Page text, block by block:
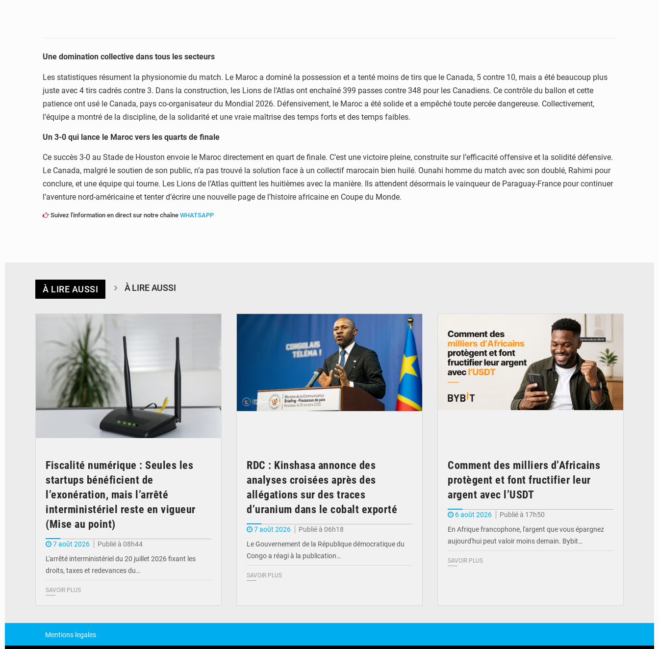
Une domination collective dans tous les secteurs
Les statistiques résument la physionomie du match. Le Maroc a dominé la possession et a tenté moins de tirs que le Canada, 5 contre 10, mais a été beaucoup plus
juste avec 4 tirs cadrés contre 3. Dans la construction, les Lions de l’Atlas ont enchaîné 399 passes contre 348 pour les Canadiens. Ce contrôle du ballon et cette
patience ont usé le Canada, pays co-organisateur du Mondial 2026. Défensivement, le Maroc a été solide et a empêché toute percée dangereuse. Collectivement,
l’équipe a montré de la discipline, de la solidarité et une vraie maîtrise des temps forts et des temps faibles.
Un 3-0 qui lance le Maroc vers les quarts de finale
Ce succès 3-0 au Stade de Houston envoie le Maroc directement en quart de finale. C’est une victoire pleine, construite sur l’efficacité offensive et la solidité défensive.
Le Canada, malgré le soutien de son public, n’a pas trouvé la solution face à un collectif marocain bien huilé. Ounahi homme du match avec son doublé, Rahimi pour
conclure, et une équipe qui tourne. Les Lions de l’Atlas quittent les huitièmes avec la manière. Ils attendent désormais le vainqueur de Paraguay-France pour continuer
l’aventure nord-américaine et tenter d’écrire une nouvelle page de l’histoire africaine en Coupe du Monde.
Suivez l'information en direct sur notre chaîne WHATSAPP
À LIRE AUSSI À LIRE AUSSI
Fiscalité numérique : Seules les
startups bénéficient de
l’exonération, mais l’arrêté
interministériel reste en vigueur
(Mise au point)
7 août 2026
Publié à 08h44
L'arrêté interministériel du 20 juillet 2026 fixant les
droits, taxes et redevances du…
SAVOIR PLUS
RDC : Kinshasa annonce des
analyses croisées après des
allégations sur des traces
d’uranium dans le cobalt exporté
7 août 2026
Publié à 06h18
Le Gouvernement de la République démocratique du
Congo a réagi à la publication…
SAVOIR PLUS
Comment des milliers d’Africains
protègent et font fructifier leur
argent avec l’USDT
6 août 2026
Publié à 17h50
En Afrique francophone, l'argent que vous épargnez
aujourd'hui peut valoir moins demain. Bybit…
SAVOIR PLUS
Mentions legales